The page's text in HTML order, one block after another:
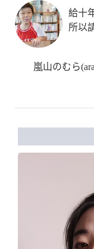
給十
所以
嵐山のむら